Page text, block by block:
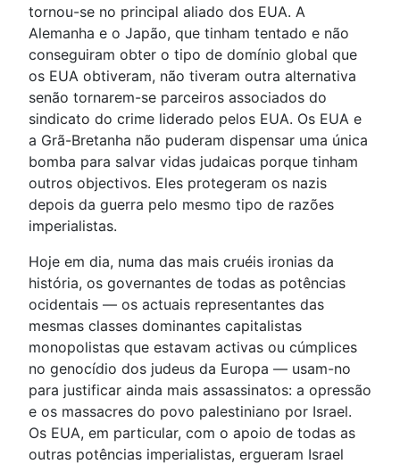
tornou-se no principal aliado dos EUA. A
Alemanha e o Japão, que tinham tentado e não
conseguiram obter o tipo de domínio global que
os EUA obtiveram, não tiveram outra alternativa
senão tornarem-se parceiros associados do
sindicato do crime liderado pelos EUA. Os EUA e
a Grã-Bretanha não puderam dispensar uma única
bomba para salvar vidas judaicas porque tinham
outros objectivos. Eles protegeram os nazis
depois da guerra pelo mesmo tipo de razões
imperialistas.
Hoje em dia, numa das mais cruéis ironias da
história, os governantes de todas as potências
ocidentais — os actuais representantes das
mesmas classes dominantes capitalistas
monopolistas que estavam activas ou cúmplices
no genocídio dos judeus da Europa — usam-no
para justificar ainda mais assassinatos: a opressão
e os massacres do povo palestiniano por Israel.
Os EUA, em particular, com o apoio de todas as
outras potências imperialistas, ergueram Israel